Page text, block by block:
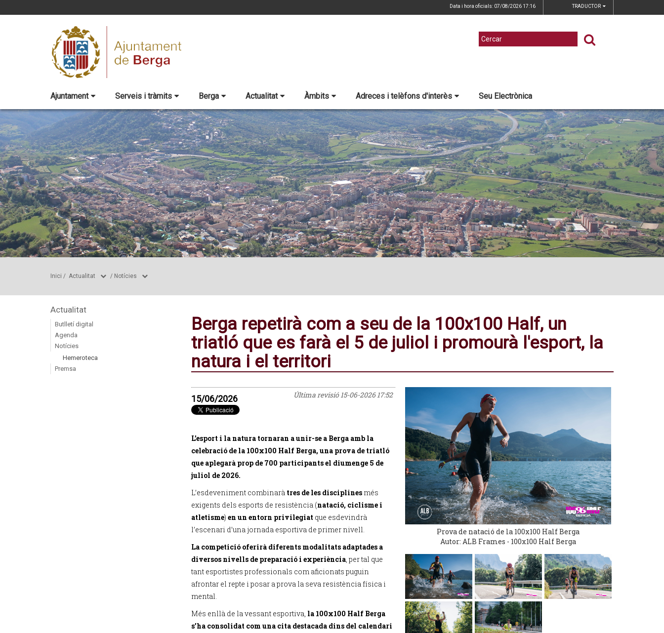
Data i hora oficials: 07/08/2026 17:16 TRADUCTOR
Ajuntament Serveis i tràmits Berga Actualitat Àmbits Adreces i telèfons d'interès Seu Electrònica
Inici / Actualitat / Notícies
Actualitat
Butlletí digital
Agenda
Notícies
Hemeroteca
Premsa
Berga repetirà com a seu de la 100x100 Half, un
triatló que es farà el 5 de juliol i promourà l'esport, la
natura i el territori
Última revisió15-06-2026 17:52
15/06/2026
L’esport i la natura tornaran a unir-se a Berga amb la
celebració de la 100x100 Half Berga, una prova de triatló
que aplegarà prop de 700 participants el diumenge 5 de
juliol de 2026.
L’esdeveniment combinarà tres de les disciplines més
exigents dels esports de resistència (natació, ciclisme i
atletisme) en un entorn privilegiat que esdevindrà
l’escenari d’una jornada esportiva de primer nivell.
La competició oferirà diferents modalitats adaptades a
diversos nivells de preparació i experiència, per tal que
tant esportistes professionals com aficionats puguin
afrontar el repte i posar a prova la seva resistència física i
mental.
Més enllà de la vessant esportiva, la 100x100 Half Berga
s’ha consolidat com una cita destacada dins del calendari
Prova de natació de la 100x100 Half Berga
Autor: ALB Frames - 100x100 Half Berga